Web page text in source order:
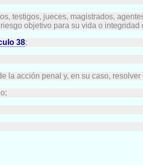
testigos, jueces, magistrados,
objetivo para su vida o integridad
38;
la acción penal y, en su caso,